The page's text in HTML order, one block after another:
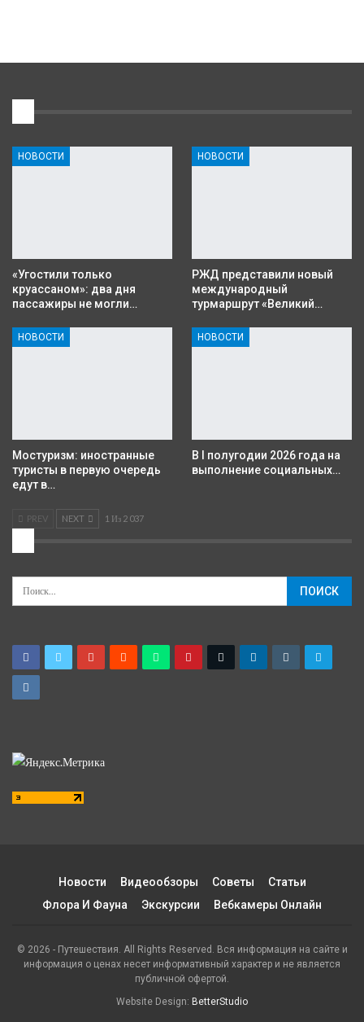
НОВОСТИ
«Угостили только
круассаном»: два дня
пассажиры не могли…
НОВОСТИ
РЖД представили новый
международный
турмаршрут «Великий…
НОВОСТИ
Мостуризм: иностранные
туристы в первую очередь
едут в…
НОВОСТИ
В I полугодии 2026 года на
выполнение социальных…
PREV NEXT 1 Из 2 037
Новости Видеообзоры Советы
Статьи
Флора И Фауна
Экскурсии Вебкамеры Онлайн
© 2026 - Путешествия. All Rights Reserved. Вся информация на сайте и
информация о ценах несет информативный характер и не является
публичной офертой.
Website Design: BetterStudio